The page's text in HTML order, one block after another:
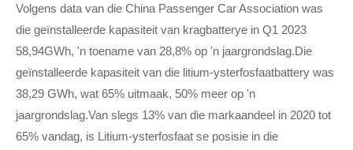
Volgens data van die China Passenger Car Association was
die geïnstalleerde kapasiteit van kragbatterye in Q1 2023
58,94GWh, 'n toename van 28,8% op 'n jaargrondslag.Die
geïnstalleerde kapasiteit van die litium-ysterfosfaatbattery was
38,29 GWh, wat 65% uitmaak, 50% meer op 'n
jaargrondslag.Van slegs 13% van die markaandeel in 2020 tot
65% vandag, is Litium-ysterfosfaat se posisie in die